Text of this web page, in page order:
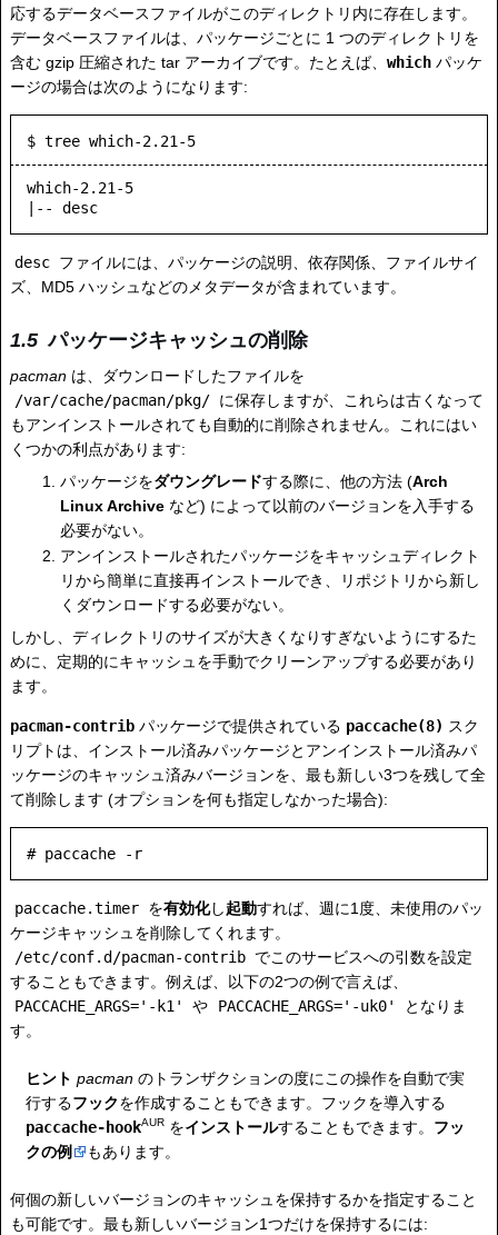
応するデータベースファイルがこのディレクトリ内に存在します。
データベースファイルは、パッケージごとに 1 つのディレクトリを
含む gzip 圧縮された tar アーカイブです。たとえば、 which パッケ
ージの場合は次のようになります:
$ tree which-2.21-5
which-2.21-5
desc ファイルには、パッケージの説明、依存関係、ファイルサイ
ズ、MD5 ハッシュなどのメタデータが含まれています。
パッケージキャッシュの削除
pacman は、ダウンロードしたファイルを
/var/cache/pacman/pkg/ に保存しますが、これらは古くなって
もアンインストールされても自動的に削除されません。これにはい
くつかの利点があります:
パッケージをダウングレードする際に、他の方法 (Arch
Linux Archiveなど) によって以前のバージョンを入手する
必要がない。
アンインストールされたパッケージをキャッシュディレクト
リから簡単に直接再インストールでき、リポジトリから新し
くダウンロードする必要がない。
しかし、ディレクトリのサイズが大きくなりすぎないようにするた
めに、定期的にキャッシュを手動でクリーンアップする必要があり
ます。
pacman-contrib パッケージで提供されている paccache(8) スク
リプトは、インストール済みパッケージとアンインストール済みパ
ッケージのキャッシュ済みバージョンを、最も新しい3つを残して全
て削除します (オプションを何も指定しなかった場合):
paccache.timer を有効化し起動すれば、週に1度、未使用のパッ
ケージキャッシュを削除してくれます。
/etc/conf.d/pacman-contrib でこのサービスへの引数を設定
することもできます。例えば、以下の2つの例で言えば、
PACCACHE_ARGS='-k1'
や PACCACHE_ARGS='-uk0'
となりま
す。
ヒント pacman のトランザクションの度にこの操作を自動で実
行するフックを作成することもできます。フックを導入する
paccache-hookAUR をインストールすることもできます。 フッ
クの例
もあります。
何個の新しいバージョンのキャッシュを保持するかを指定すること
も可能です。最も新しいバージョン1つだけを保持するには: